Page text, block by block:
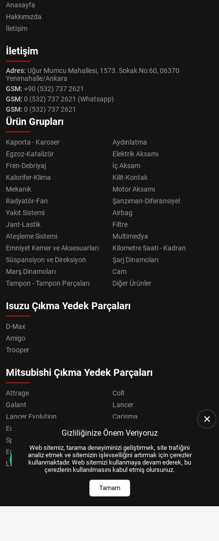
Anasayfa
Hakkımızda
İletişim
İletişim
Adres: Uğur Mumcu Mahallesi, 1573. Sokak No:60, 06370
Yenimahalle/Ankara
GSM: +90 (532) 737 2621
GSM: 0 (532) 737 2621 (Whatsapp)
GSM: 0 (532) 737 2621
Ürün Grupları
Kaporta - Karoser
Aydınlatma
Egzoz-Katalizör
Elektrik Aksamı
Fren-Debriyaj
İç Aksam
Kalorifer-Klima
Kilit-Kontak
Mekanik
Motor Aksamı
Radyatör-Fan
Şanzıman-Diferansiyel
Yakıt Sistemi
Airbag
Jant-Lastik
Filtre
Ateşleme Sistemi
Multimedya
Emniyet Kemer ve Aksesuarları
Kilometre Saati - Kadran
Süspansiyon ve Direksiyon
Şarj Dinamoları
Marş Dinamoları
Cam
Tampon - Tampon Parçaları
Diğer Ürünler
Isuzu Çıkma Yedek Parçaları
D-Max
Amigo
Trooper
Mitsubishi Çıkma Yedek Parçaları
Attrage
Colt
Galant
Lancer
Lancer Evolution
Carisma
Eclipse
Grandis
Space Star
Eclipse Cross
OUTLANDER
L200
Pajero
Gizliliğinize Önem Veriyoruz
Web sitemiz, tarama deneyiminizi geliştirmek, site trafiğini
analiz etmek ve sitemizin işlevselliğini artırmak için çerezler
kullanmaktadır. Web sitemizi kullanmaya devam ederek, bu
çerezlerin kullanılmasını kabul etmiş olursunuz.
Tamam